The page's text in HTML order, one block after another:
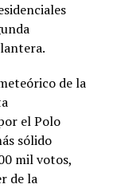
de la
el Polo
sólido
mil votos,
de la